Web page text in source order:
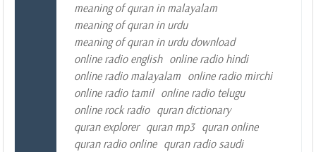
meaning of quran in malayalam
meaning of quran in urdu
meaning of quran in urdu download
online radio english online radio hindi
online radio malayalam online radio mirchi
online radio tamil online radio telugu
online rock radio quran dictionary
quran explorer quran mp3 quran online
quran radio online quran radio saudi